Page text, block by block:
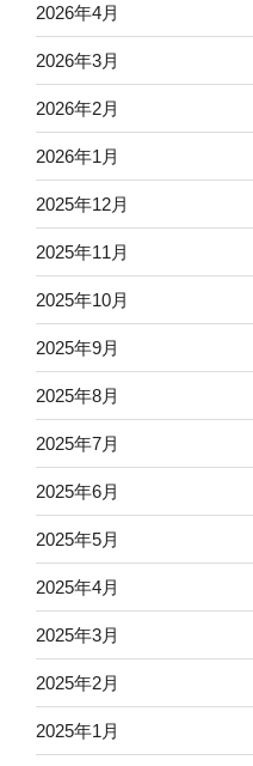
2026年4月
2026年3月
2026年2月
2026年1月
2025年12月
2025年11月
2025年10月
2025年9月
2025年8月
2025年7月
2025年6月
2025年5月
2025年4月
2025年3月
2025年2月
2025年1月